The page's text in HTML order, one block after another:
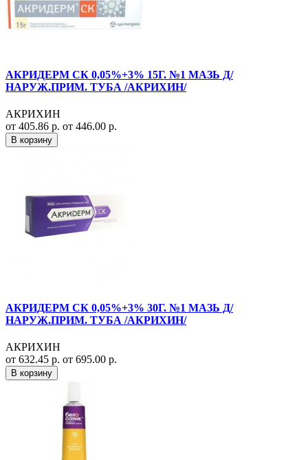
АКРИДЕРМ СК 0,05%+3% 15Г. №1 МАЗЬ Д/
НАРУЖ.ПРИМ. ТУБА /АКРИХИН/
АКРИХИН
от 405.86 р. от 446.00 р.
В корзину
АКРИДЕРМ СК 0,05%+3% 30Г. №1 МАЗЬ Д/
НАРУЖ.ПРИМ. ТУБА /АКРИХИН/
АКРИХИН
от 632.45 р. от 695.00 р.
В корзину